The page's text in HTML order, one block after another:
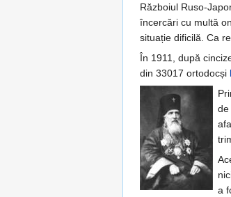
Războiul Ruso-
încercări cu multă
situație dificilă. Ca
În 1911, după
din 33017 ortodocși
de
a